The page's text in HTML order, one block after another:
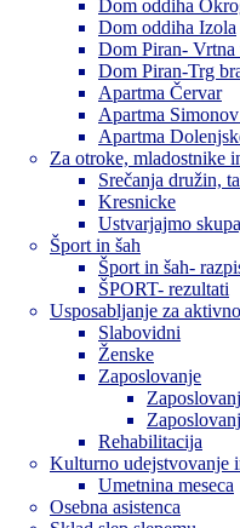
Dom oddiha
Dom oddiha Izola
Dom Piran- Vrtna
Dom Piran-Trg
Apartma Červar
Apartma
Apartma
Za otroke, mladostnike
Srečanja družin,
Kresnicke
Ustvarjajmo
Šport in šah
Šport in šah-
ŠPORT- rezultati
Usposabljanje za
Slabovidni
Ženske
Zaposlovanje
Rehabilitacija
Kulturno udejstvovanje
Umetnina meseca
Osebna asistenca